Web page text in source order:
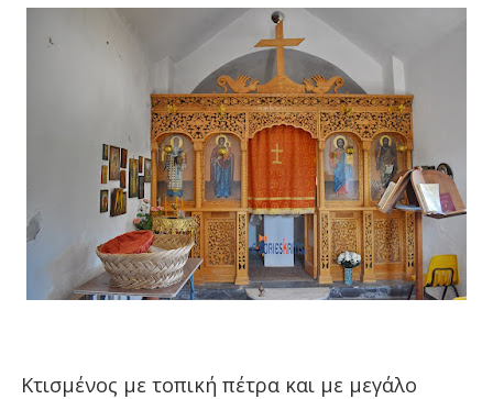
Κτισμένος με τοπική πέτρα και με μεγάλο